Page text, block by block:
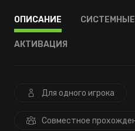
ОПИСАНИЕ
АКТИВАЦИЯ
Для одного игрока
Совместное